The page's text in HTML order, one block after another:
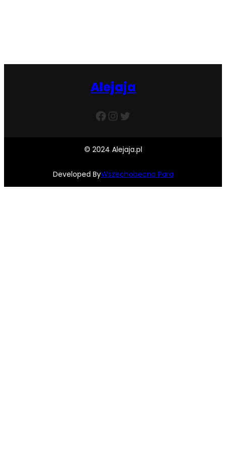
Alejaja
Facebook InstagramTwitter
© 2024 Alejaja.pl
Developed ByWszechobecna Para